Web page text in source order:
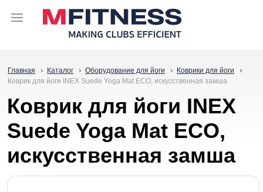
Главная Каталог Оборудование для йоги
Коврики для йоги
Коврик для йоги INEX Suede Yoga Mat ECO, искусственная замша
Коврик для йоги INEX
Suede Yoga Mat ECO,
искусственная замша